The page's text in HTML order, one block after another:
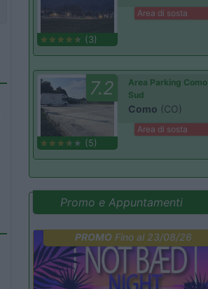
(3)
Area di sosta
7.2
(5)
Area Parking Como
Sud
Como (CO)
Area di sosta
Promo e Appuntamenti
PROMO Fino al 23/08/26